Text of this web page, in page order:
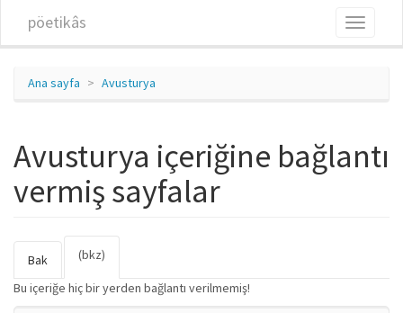
pöetikâs
Toggle
Ana sayfa Avusturya
Avusturya içeriğine bağlantı
vermiş sayfalar
Birincil sekmeler
Bak (bkz)
Bu içeriğe hiç bir yerden bağlantı verilmemiş!